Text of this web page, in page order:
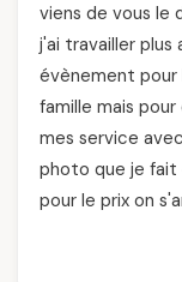
viens de vous le
j'ai travailler plus
évènement pour
famille mais
mes service
photo que je
pour le prix on